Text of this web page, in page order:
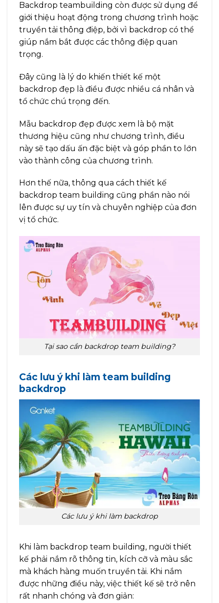
Backdrop teambuilding còn được sử dụng để
giới thiệu hoạt động trong chương trình hoặc
truyền tải thông điệp, bởi vì backdrop có thể
giúp nắm bắt được các thông điệp quan
trọng.
Đây cũng là lý do khiến thiết kế một
backdrop đẹp là điều được nhiều cá nhân và
tổ chức chú trọng đến.
Mẫu backdrop đẹp được xem là bộ mặt
thương hiệu cũng như chương trình, điều
này sẽ tạo dấu ấn đặc biệt và góp phần to lớn
vào thành công của chương trình.
Hơn thế nữa, thông qua cách thiết kế
backdrop team building cũng phần nào nói
lên được sự uy tín và chuyên nghiệp của đơn
vị tổ chức.
Tại sao cần backdrop team building?
Các lưu ý khi làm team building
backdrop
Các lưu ý khi làm backdrop
Khi làm backdrop team building, người thiết
kế phải nắm rõ thông tin, kích cỡ và màu sắc
mà khách hàng muốn truyền tải. Khi nắm
được những điều này, việc thiết kế sẽ trở nên
rất nhanh chóng và đơn giản: